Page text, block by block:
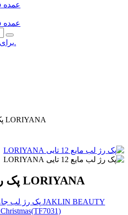
برای محصولات بیشتر کلیک کنید.
پک رژ لب مایع 12 تایی LORIYANA
پک رژ لب مایع 12 تایی LORIYANA